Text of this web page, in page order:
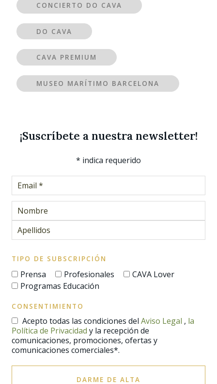
CONCIERTO DO CAVA
DO CAVA
CAVA PREMIUM
MUSEO MARÍTIMO BARCELONA
¡Suscríbete a nuestra newsletter!
* indica requerido
TIPO DE SUBSCRIPCIÓN
Prensa Profesionales
CAVA Lover
Programas Educación
CONSENTIMIENTO
Acepto todas las condiciones del Aviso Legal , la
Política de Privacidad y la recepción de
comunicaciones, promociones, ofertas y
comunicaciones comerciales*.
DARME DE ALTA